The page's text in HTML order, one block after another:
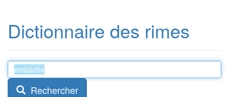
Dictionnaire des rimes
Rechercher